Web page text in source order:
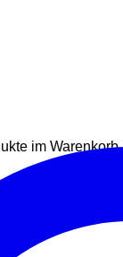
im Warenkorb.